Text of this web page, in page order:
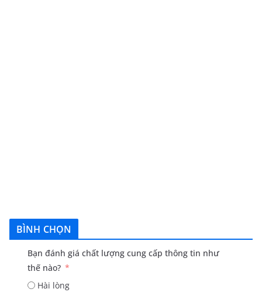
BÌNH CHỌN
Bạn đánh giá chất lượng cung cấp thông tin như
thế nào?
Hài lòng